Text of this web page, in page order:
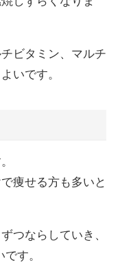
ビタミン、マルチ
いです。
痩せる方も多いと
つならしていき、
す。